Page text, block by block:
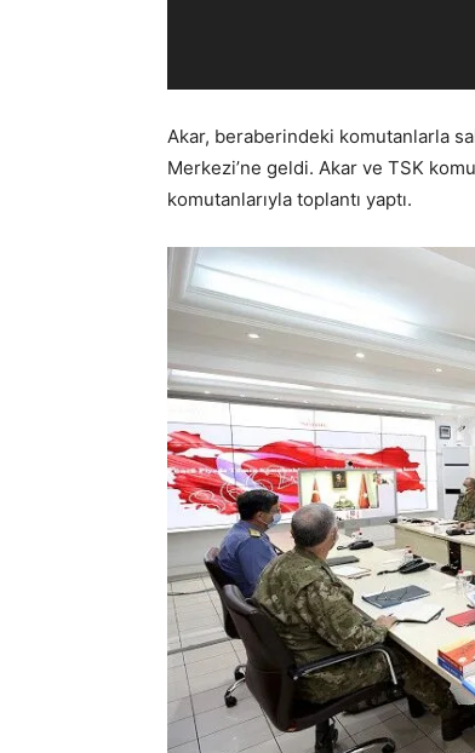
Akar, beraberindeki komutanlarla
Merkezi’ne geldi. Akar ve TSK
komutanlarıyla toplantı yaptı.